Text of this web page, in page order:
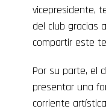
vicepresidente,
del club gracias
compartir este
Por su parte, el
presentar una
corriente